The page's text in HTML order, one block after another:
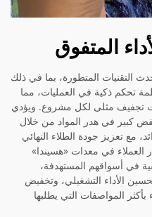
المتفوق
التقنيات المتطورة، بما في ذلك
تحكم ذكية في العمليات، مما
تجفيف مثلى لكل مشروع. ويؤدي
كبير في هدر المواد من خلال
مع تعزيز جودة الطلاء النهائي
العملاء في معدات «هسيندا»
في أسواقهم المستهدفة،
الأداء التشغيلي، وتخفيض
بأكثر المواصفات التي يطلبها